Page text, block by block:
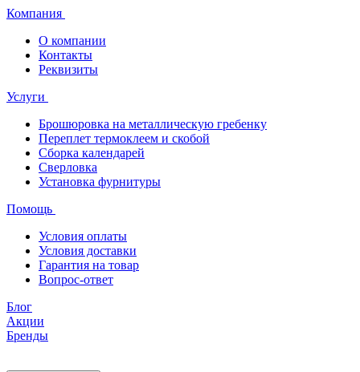
Компания
О компании
Контакты
Реквизиты
Услуги
Брошюровка на металлическую гребенку
Переплет термоклеем и скобой
Сборка календарей
Сверловка
Установка фурнитуры
Помощь
Условия оплаты
Условия доставки
Гарантия на товар
Вопрос-ответ
Блог
Акции
Бренды